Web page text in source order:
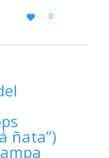

LOVE
IT
0
ñata”)